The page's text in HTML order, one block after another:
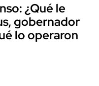
¿Qué le
gobernador
lo operaron